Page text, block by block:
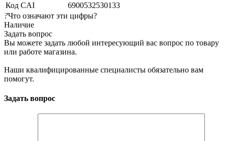
Код CAI
6900532530133
?Что означают эти цифры?
Наличие
Задать вопрос
Вы можете задать любой интересующий вас вопрос по товару
или работе магазина.
Наши квалифицированные специалисты обязательно вам
помогут.
Задать вопрос